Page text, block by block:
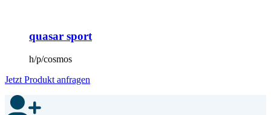
quasar sport
h/p/cosmos
Jetzt Produkt anfragen